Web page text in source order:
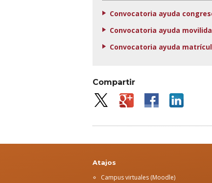
Convocatoria ayuda
Convocatoria ayuda
Convocatoria ayuda
Compartir
Atajos
Campus virtuales (Moodle)